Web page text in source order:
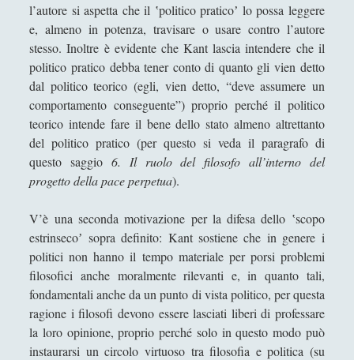
Filosofia del Tempo Interiore
Dire, fare e baciare dalla terra madre alla ruggine
Espellere l'indicibile: una lettura filosofica tra
psicoanalisi e dialettica
Il Demiurgo di Platone ha l'Idea di Artisticità sui
numeri idealmente contratti
Il sospetto per gli "starnuti" della steppa
MODELLO ERMENEUTICO
Il «Giano Bifronte» Salvator Mundi di Leonardo da
Vinci in terra straniera
L'amicizia dell'acqua verso la "clessidra" della luce
L'estetica del Monte Vulture fra l'immaginazione
materiale e la natura morta
l’autore si aspetta che il ʽpolitico praticoʼ lo possa leggere
e, almeno in potenza, travisare o usare contro l’autore
stesso. Inoltre è evidente che Kant lascia intendere che il
politico pratico debba tener conto di quanto gli vien detto
dal politico teorico (egli, vien detto, “deve assumere un
comportamento conseguente”) proprio perché il politico
teorico intende fare il bene dello stato almeno altrettanto
del politico pratico (per questo si veda il paragrafo di
questo saggio 6. Il ruolo del filosofo all’interno del
progetto della pace perpetua).
V’è una seconda motivazione per la difesa dello ʽscopo
estrinsecoʼ sopra definito: Kant sostiene che in genere i
politici non hanno il tempo materiale per porsi problemi
filosofici anche moralmente rilevanti e, in quanto tali,
fondamentali anche da un punto di vista politico, per questa
ragione i filosofi devono essere lasciati liberi di professare
la loro opinione, proprio perché solo in questo modo può
instaurarsi un circolo virtuoso tra filosofia e politica (su